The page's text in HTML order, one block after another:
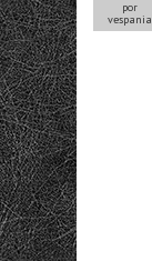
por
vespania